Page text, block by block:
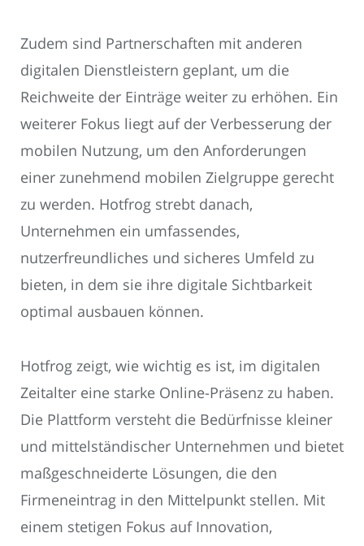
Zudem sind Partnerschaften mit anderen
digitalen Dienstleistern geplant, um die
Reichweite der Einträge weiter zu erhöhen. Ein
weiterer Fokus liegt auf der Verbesserung der
mobilen Nutzung, um den Anforderungen
einer zunehmend mobilen Zielgruppe gerecht
zu werden. Hotfrog strebt danach,
Unternehmen ein umfassendes,
nutzerfreundliches und sicheres Umfeld zu
bieten, in dem sie ihre digitale Sichtbarkeit
optimal ausbauen können.
Hotfrog zeigt, wie wichtig es ist, im digitalen
Zeitalter eine starke Online-Präsenz zu haben.
Die Plattform versteht die Bedürfnisse kleiner
und mittelständischer Unternehmen und bietet
maßgeschneiderte Lösungen, die den
Firmeneintrag in den Mittelpunkt stellen. Mit
einem stetigen Fokus auf Innovation,